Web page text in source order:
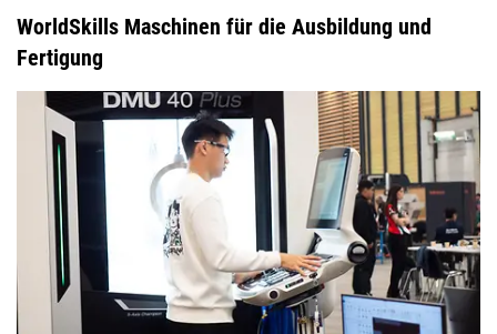
WorldSkills Maschinen für die Ausbildung und
Fertigung